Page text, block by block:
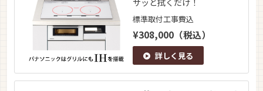
標準取付工事費込
¥308,000（税込）
詳しく見る